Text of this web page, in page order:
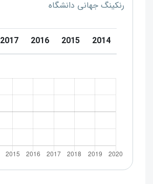
رنکینگ جهانی دانشگاه
2014
2015
2016
2017